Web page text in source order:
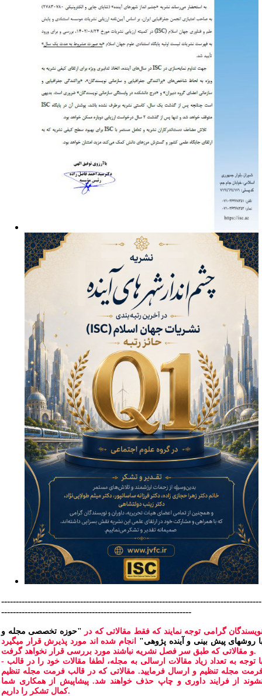
-----------------------------------------------------------------------------------------
-----------------------------------------------------------------
گرامی توجه نمایند که فقط مقالاتی که در "حوزه تخصصی مجله و
روشهای پیش بینی و آینده پژوهی"
انجام شده اند مورد پذیرش قرار میگیرد
و مقالاتی که طبق سر فصل نشریه نباشند مورد بررسی قرار نخواهد گرفت.
- با توجه به تعداد زیاد مقالات ارسالی به مجله، لطفا مقالات خود را در قالب
مجله تنظیم و ارسال فرمایید. مقالاتی که در قالب فرمت مجله تنظیم
از فرایند داوری و چاپ حذف خواهند شد. پیشاپیش از همکاری شما
کمال تشکر را داریم.